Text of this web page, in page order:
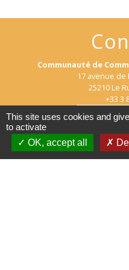
Communauté de
17 avenue de
25210 Le
+33 3
Contact
Lundi
Mardi
This site uses cookies and
to activate
OK, accept all